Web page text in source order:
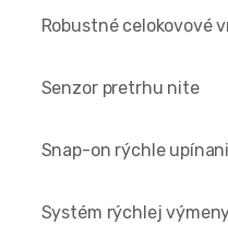
Robustné celokovové
Senzor pretrhu nite
Snap-on rýchle
Systém rýchlej